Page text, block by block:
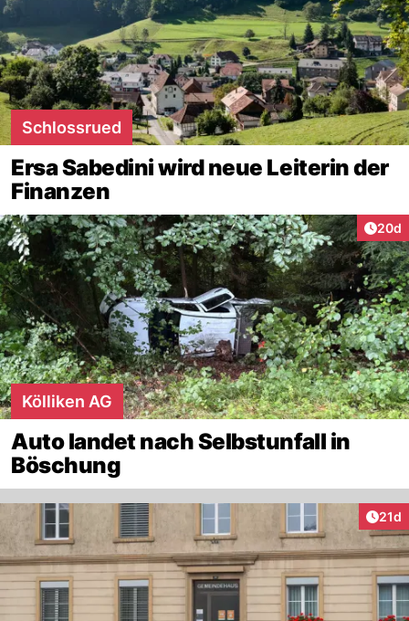
Schlossrued
Ersa Sabedini wird neue Leiterin der
Finanzen
20d
Kölliken AG
Auto landet nach Selbstunfall in
Böschung
21d